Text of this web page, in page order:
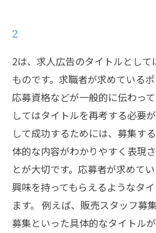
2
2は、求人広告のタイトルとし
ものです。求職者が求めている
応募資格などが一般的に伝わっ
してはタイトルを再考する必要
して成功するためには、募集す
体的な内容がわかりやすく表現
とが大切です。応募者が求めて
興味を持ってもらえるようなタ
ます。 例えば、販売スタッフ募
募集といった具体的なタイトル